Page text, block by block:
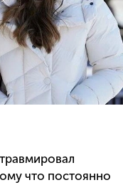
что постоянно